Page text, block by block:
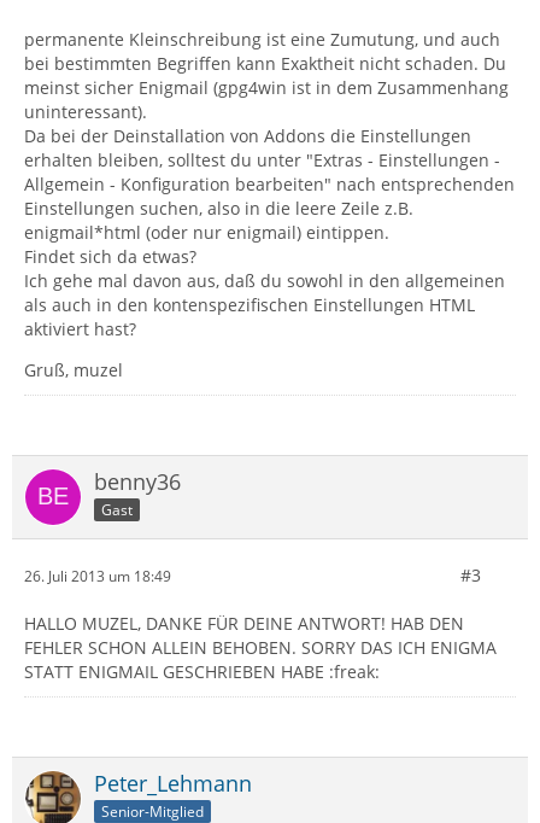
permanente Kleinschreibung ist eine Zumutung, und auch
bei bestimmten Begriffen kann Exaktheit nicht schaden. Du
meinst sicher Enigmail (gpg4win ist in dem Zusammenhang
uninteressant).
Da bei der Deinstallation von Addons die Einstellungen
erhalten bleiben, solltest du unter "Extras - Einstellungen -
Allgemein - Konfiguration bearbeiten" nach entsprechenden
Einstellungen suchen, also in die leere Zeile z.B.
enigmail*html (oder nur enigmail) eintippen.
Findet sich da etwas?
Ich gehe mal davon aus, daß du sowohl in den allgemeinen
als auch in den kontenspezifischen Einstellungen HTML
aktiviert hast?
Gruß, muzel
benny36
Gast
26. Juli 2013 um 18:49 #3
HALLO MUZEL, DANKE FÜR DEINE ANTWORT! HAB DEN
FEHLER SCHON ALLEIN BEHOBEN. SORRY DAS ICH ENIGMA
STATT ENIGMAIL GESCHRIEBEN HABE :freak:
Peter_Lehmann
Senior-Mitglied